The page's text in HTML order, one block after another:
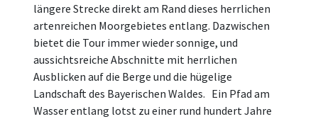
längere Strecke direkt am Rand dieses herrlichen
artenreichen Moorgebietes entlang. Dazwischen
bietet die Tour immer wieder sonnige, und
aussichtsreiche Abschnitte mit herrlichen
Ausblicken auf die Berge und die hügelige
Landschaft des Bayerischen Waldes. Ein Pfad am
Wasser entlang lotst zu einer rund hundert Jahre